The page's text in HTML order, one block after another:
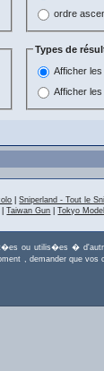
ordre
Types de
Afficher
Afficher
|Sniperland - Tout le
|Taiwan Gun |Tokyo
ou utilis�es �
, demander que